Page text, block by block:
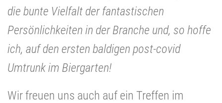
die bunte Vielfalt der fantastischen
Persönlichkeiten in der Branche und, so hoffe
ich, auf den ersten baldigen post-covid
Umtrunk im Biergarten!
Wir freuen uns auch auf ein Treffen im